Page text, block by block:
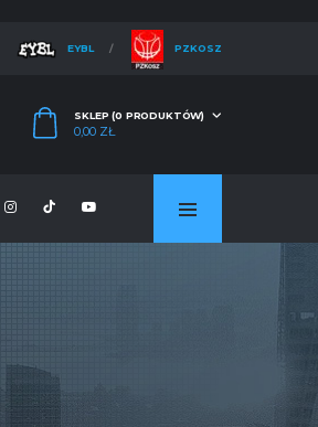
EYBL PZKOSZ
SKLEP (0 PRODUKTÓW)
0,00 ZŁ